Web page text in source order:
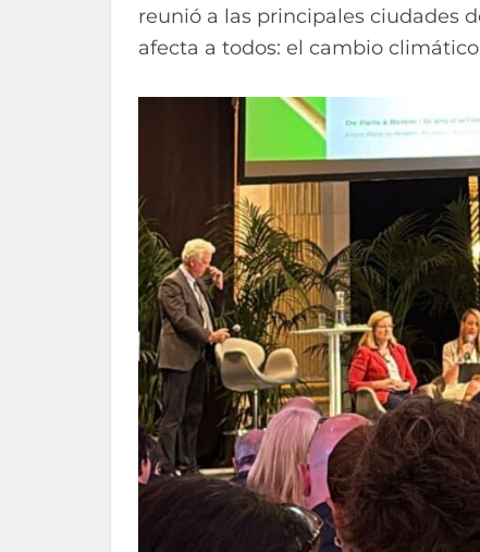
reunió a las principales ciudades
afecta a todos: el cambio